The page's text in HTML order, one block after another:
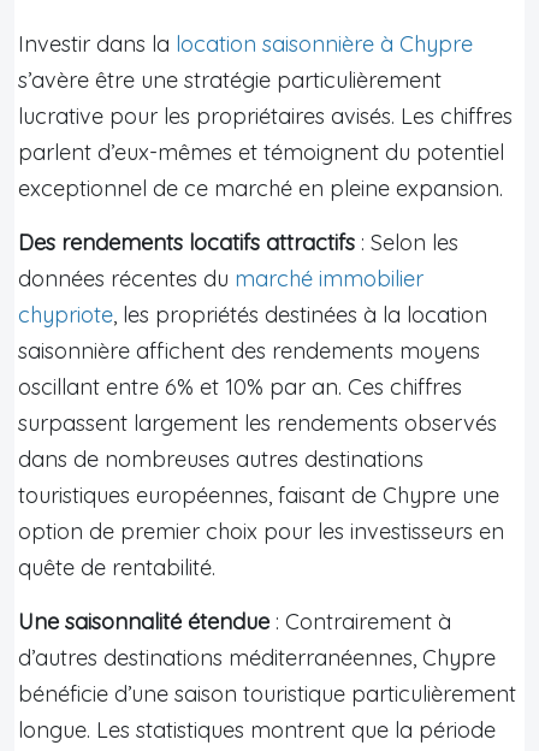
Investir dans la location saisonnière à Chypre
s’avère être une stratégie particulièrement
lucrative pour les propriétaires avisés. Les chiffres
parlent d’eux-mêmes et témoignent du potentiel
exceptionnel de ce marché en pleine expansion.
Des rendements locatifs attractifs : Selon les
données récentes du marché immobilier
chypriote, les propriétés destinées à la location
saisonnière affichent des rendements moyens
oscillant entre 6% et 10% par an. Ces chiffres
surpassent largement les rendements observés
dans de nombreuses autres destinations
touristiques européennes, faisant de Chypre une
option de premier choix pour les investisseurs en
quête de rentabilité.
Une saisonnalité étendue : Contrairement à
d’autres destinations méditerranéennes, Chypre
bénéficie d’une saison touristique particulièrement
longue. Les statistiques montrent que la période